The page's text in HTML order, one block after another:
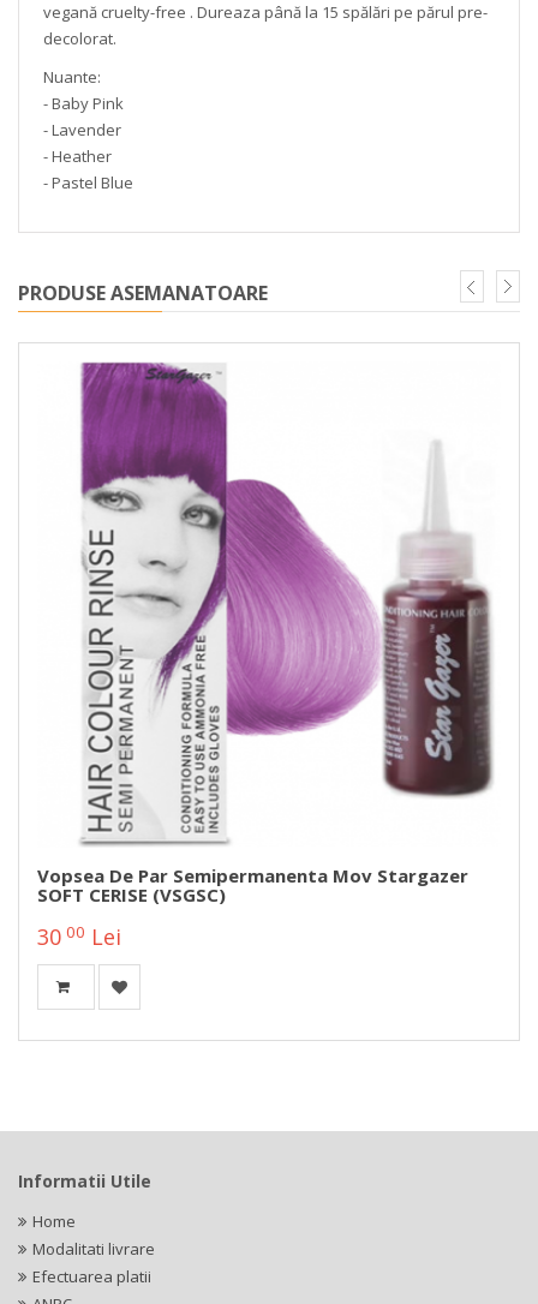
vegană cruelty-free . Dureaza până la 15 spălări pe părul pre-
decolorat.
Nuante:
- Baby Pink
- Lavender
- Heather
- Pastel Blue
PRODUSE ASEMANATOARE
Vopsea De Par Semipermanenta Mov Stargazer
SOFT CERISE (VSGSC)
30 00 Lei
Informatii Utile
Home
Modalitati livrare
Efectuarea platii